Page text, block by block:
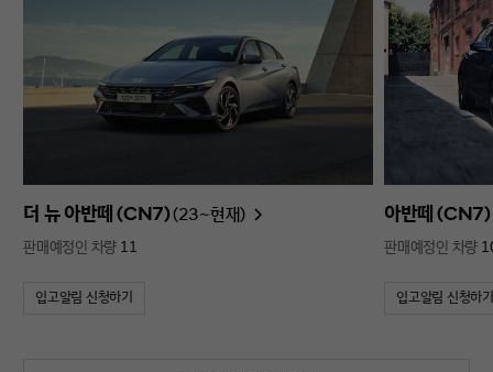
더 뉴 아반떼 (CN7)(23~현재)
판매예정인 차량 11
입고알림 신청하기
아반떼 (CN7)
판매예정인 차량
입고알림 신청하기